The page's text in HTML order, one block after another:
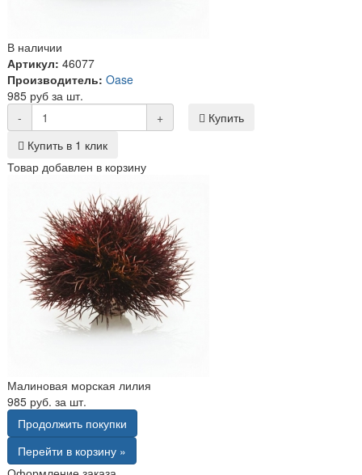
В наличии
Артикул: 46077
Производитель: Oase
985 руб за шт.
-
+
Купить
Купить в 1 клик
Товар добавлен в корзину
Малиновая морская лилия
985 руб. за шт.
Продолжить покупки
Перейти в корзину »